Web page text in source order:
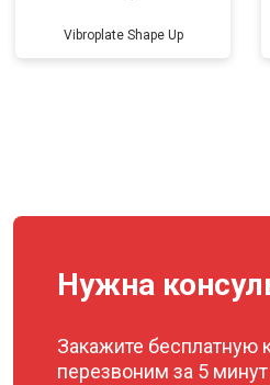
Vibroplate Shape Up
Нужна
Закажите бесплатную
перезвоним за 5 минут